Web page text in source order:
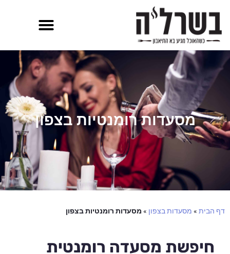
מסעדות רומנטיות בצפון
דף הבית » מסעדות בצפון » מסעדות רומנטיות בצפון
חיפשת מסעדה רומנטית